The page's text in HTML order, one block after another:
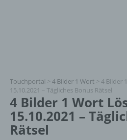
Touchportal > 4 Bilder 1 Wort > 4 Bilder
15.10.2021 – Tägliches Bonus Rätsel
4 Bilder 1 Wort
15.10.2021 –
Rätsel